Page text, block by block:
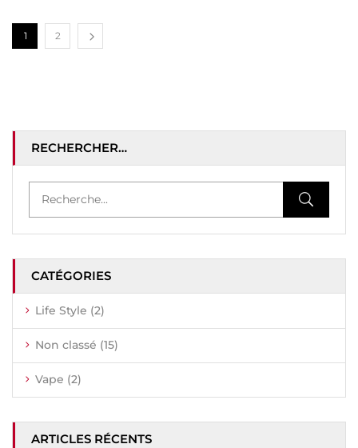
RECHERCHER…
CATÉGORIES
Life Style (2)
Non classé (15)
Vape (2)
ARTICLES RÉCENTS
1 2